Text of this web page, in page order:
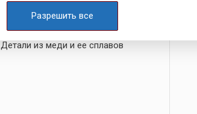
Детали из меди и ее сплавов
Разрешить все